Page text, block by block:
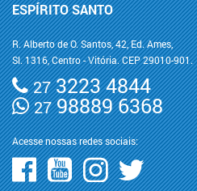
ESPÍRITO SANTO
R. Alberto de O. Santos, 42, Ed. Ames,
Sl. 1316, Centro - Vitória. CEP 29010-901.
273223 4844
2798889 6368
Acesse nossas redes sociais: